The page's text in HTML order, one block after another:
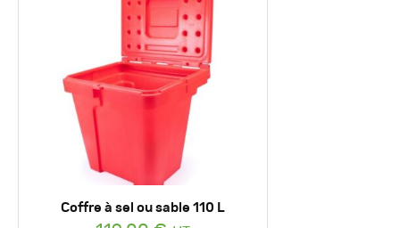
Coffre à sel ou sable 110 L